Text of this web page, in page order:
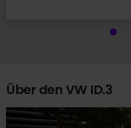
Über den VW ID.3